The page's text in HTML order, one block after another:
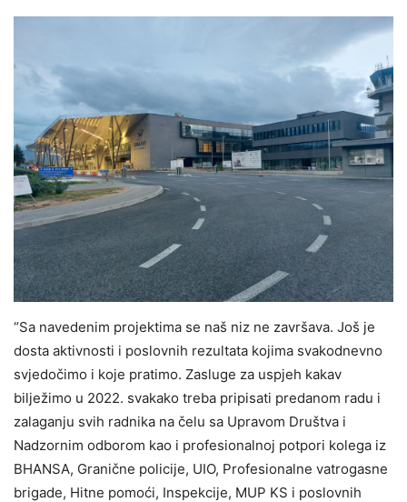
“Sa navedenim projektima se naš niz ne završava. Još je
dosta aktivnosti i poslovnih rezultata kojima svakodnevno
svjedočimo i koje pratimo. Zasluge za uspjeh kakav
bilježimo u 2022. svakako treba pripisati predanom radu i
zalaganju svih radnika na čelu sa Upravom Društva i
Nadzornim odborom kao i profesionalnoj potpori kolega iz
BHANSA, Granične policije, UIO, Profesionalne vatrogasne
brigade, Hitne pomoći, Inspekcije, MUP KS i poslovnih